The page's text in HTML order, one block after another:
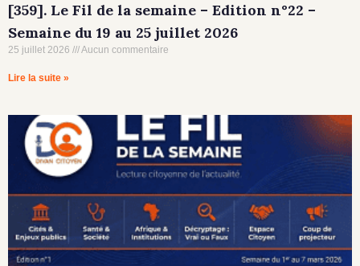
[359]. Le Fil de la semaine – Edition n°22 –
Semaine du 19 au 25 juillet 2026
25 juillet 2026 Aucun commentaire
Lire la suite »